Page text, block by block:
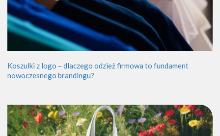
Koszulki z logo – dlaczego odzież firmowa to fundament
nowoczesnego brandingu?